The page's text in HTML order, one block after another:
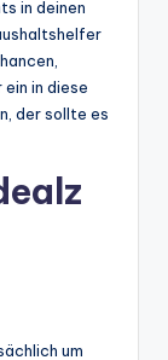
in deinen
in diese
der sollte es
um